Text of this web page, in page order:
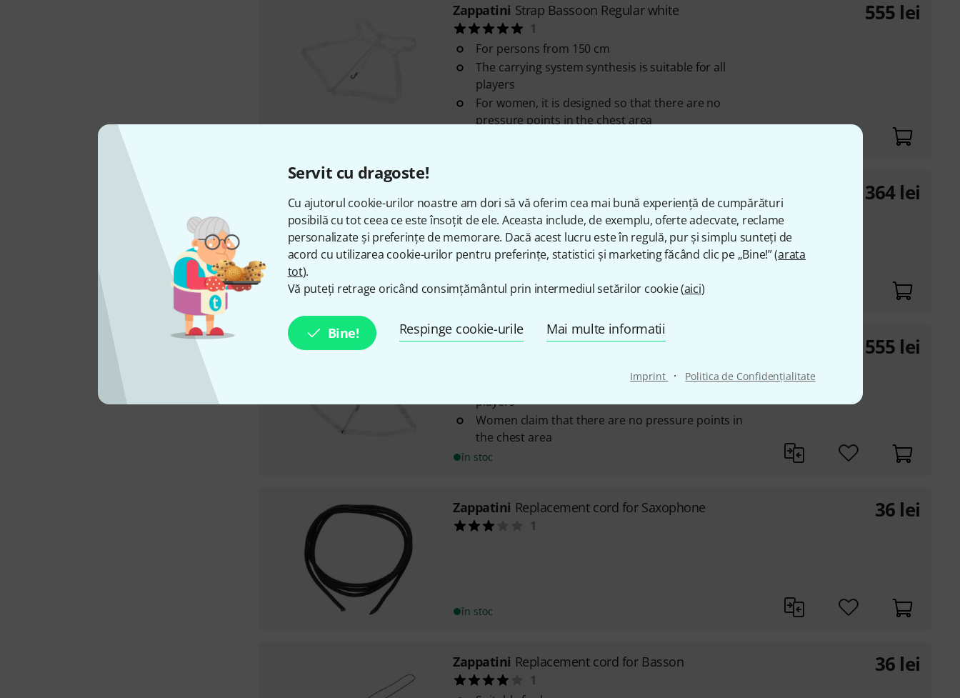
Servit cu dragoste!
Cu ajutorul cookie-urilor noastre am dori să vă oferim cea mai bună experiență de cumpărături
posibilă cu tot ceea ce este însoțit de ele. Aceasta include, de exemplu, oferte adecvate, reclame
personalizate și preferințe de memorare. Dacă acest lucru este în regulă, pur și simplu sunteți de
acord cu utilizarea cookie-urilor pentru preferințe, statistici și marketing făcând clic pe „Bine!” (arata
tot).
Vă puteți retrage oricând consimțământul prin intermediul setărilor cookie (aici)
Bine! Respinge cookie-urile Mai multe informatii
Imprint · Politica de Confidenţialitate
Zappatini Strap Bassoon Regular white
1
For persons from 150 cm
The carrying system synthesis is suitable for all
players
For women, it is designed so that there are no
pressure points in the chest area
555 lei
6
Cross strap
With hooks
Colour: Black
în stoc
364 lei
ZappatiniStrap Bassoon Large white
The carrying system Synthesis is suitable for all
players
Women claim that there are no pressure points in
the chest area
în stoc
555 lei
Zappatini Replacement cord for Saxophone
1
în stoc
36 lei
Zappatini Replacement cord for Basson
1
36 lei